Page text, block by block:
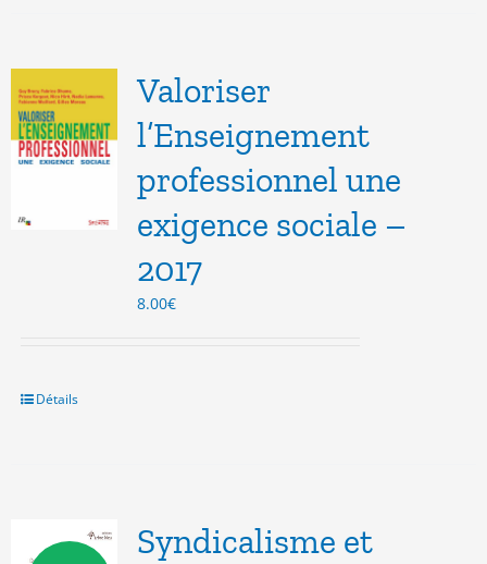
Valoriser
l’Enseignement
professionnel une
exigence sociale –
2017
8.00€
Détails
Syndicalisme et